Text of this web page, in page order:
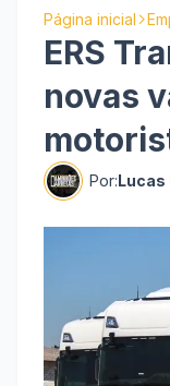
Página inicial
ERS
novas
Por:Lucas